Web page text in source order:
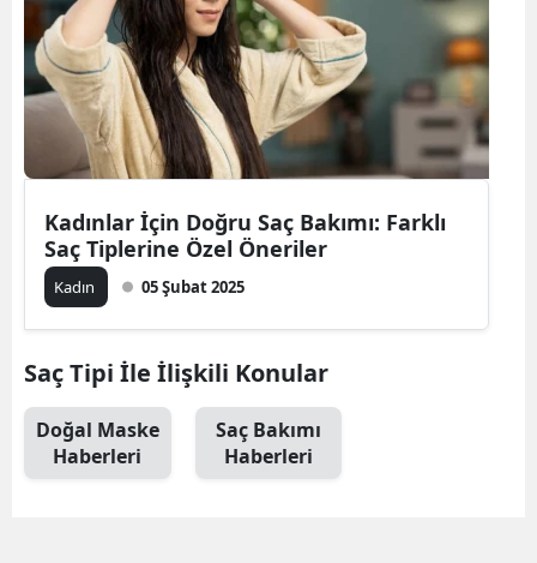
Bilecik
Bingöl
Bitlis
Burdur
Çorum
Kadınlar İçin Doğru Saç Bakımı: Farklı
Saç Tiplerine Özel Öneriler
Kadın 05 Şubat 2025
Saç Tipi İle İlişkili Konular
Doğal Maske
Haberleri
Saç Bakımı
Haberleri